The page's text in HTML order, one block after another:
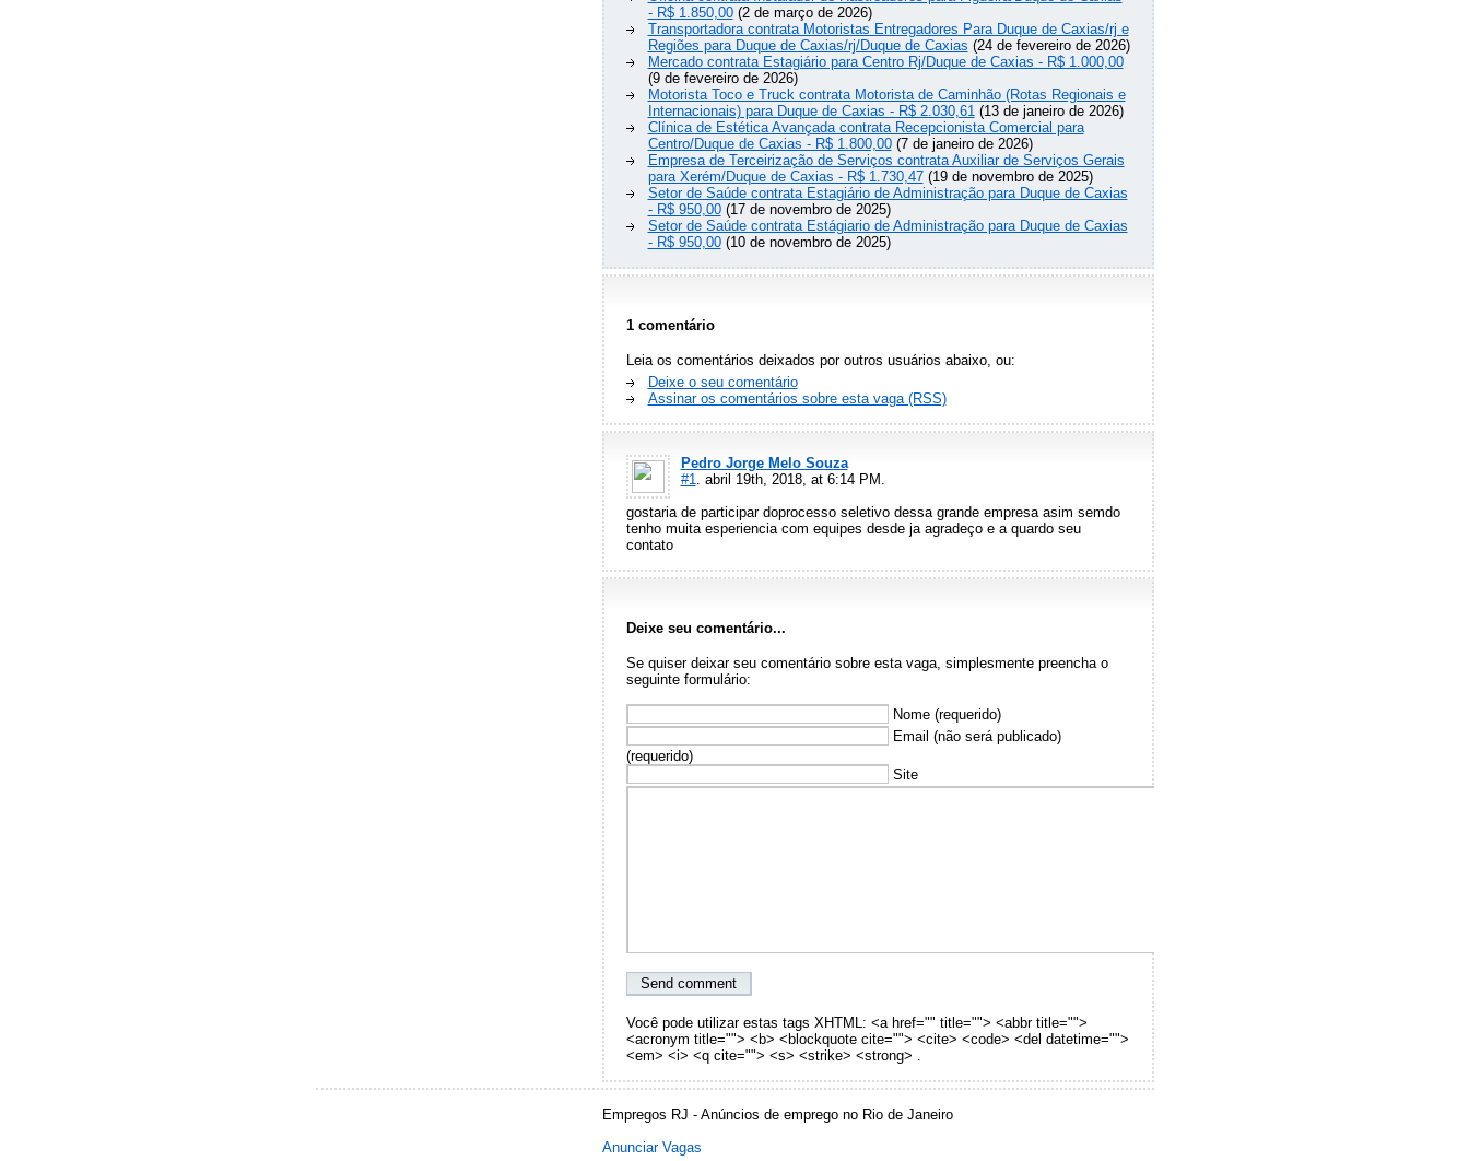
- R$ 1.850,00(2 de março de 2026)
Transportadora contrata Motoristas Entregadores Para Duque de Caxias/rj e
Regiões para Duque de Caxias/rj/Duque de Caxias (24 de fevereiro de 2026)
Mercado contrata Estagiário para Centro Rj/Duque de Caxias - R$ 1.000,00
(9 de fevereiro de 2026)
Motorista Toco e Truck contrata Motorista de Caminhão (Rotas Regionais e
Internacionais) para Duque de Caxias - R$ 2.030,61(13 de janeiro de 2026)
Clínica de Estética Avançada contrata Recepcionista Comercial para
Centro/Duque de Caxias - R$ 1.800,00(7 de janeiro de 2026)
Empresa de Terceirização de Serviços contrata Auxiliar de Serviços Gerais
para Xerém/Duque de Caxias - R$ 1.730,47(19 de novembro de 2025)
Setor de Saúde contrata Estagiário de Administração para Duque de Caxias
- R$ 950,00(17 de novembro de 2025)
Setor de Saúde contrata Estágiario de Administração para Duque de Caxias
- R$ 950,00(10 de novembro de 2025)
1 comentário
Leia os comentários deixados por outros usuários abaixo, ou:
Deixe o seu comentário
Assinar os comentários sobre esta vaga (RSS)
Pedro Jorge Melo Souza
#1. abril 19th, 2018, at 6:14 PM.
gostaria de participar doprocesso seletivo dessa grande empresa asim semdo
tenho muita esperiencia com equipes desde ja agradeço e a quardo seu
contato
Deixe seu comentário...
Se quiser deixar seu comentário sobre esta vaga, simplesmente preencha o
seguinte formulário:
Nome (requerido)
Email (não será publicado)
(requerido)
Site
Você pode utilizar estas tags XHTML: <a href="" title=""> <abbr title="">
<acronym title=""> <b> <blockquote cite=""> <cite> <code> <del datetime="">
<em> <i> <q cite=""> <s> <strike> <strong> .
Empregos RJ - Anúncios de emprego no Rio de Janeiro
Anunciar Vagas